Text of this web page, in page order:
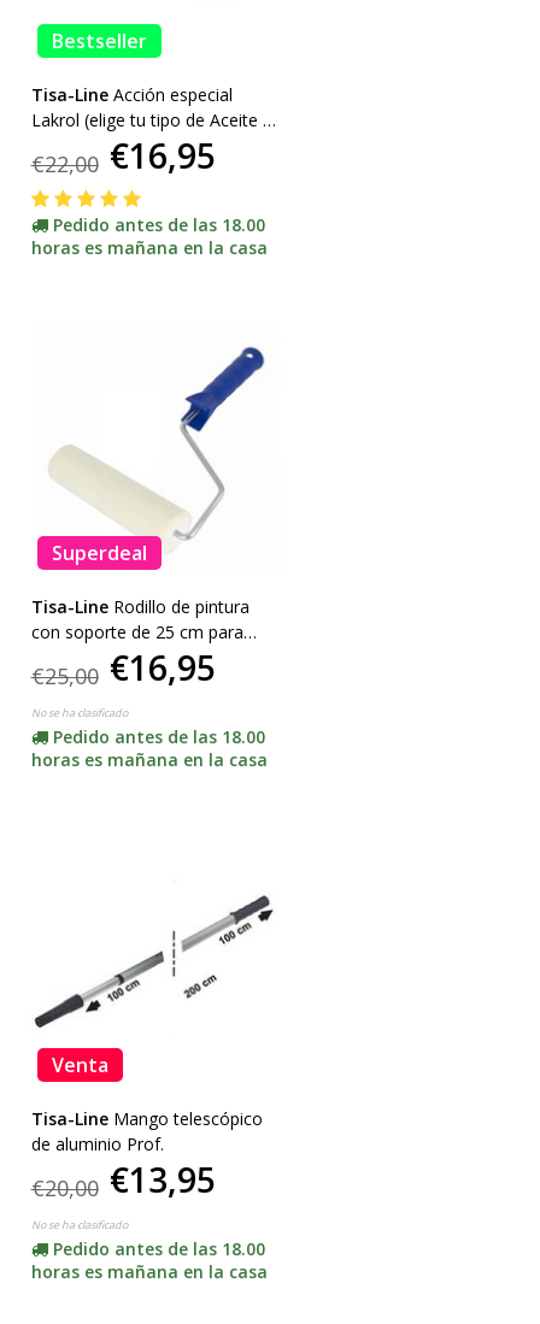
Bestseller
Tisa-Line Acción especial
Lakrol (elige tu tipo de Aceite o
€22,00 €16,95
Pedido antes de las 18.00
horas es mañana en la casa
Superdeal
Tisa-Line Rodillo de pintura
con soporte de 25 cm para
toda la pintura y el aceite, etc.
¡SUPER ACCIÓN!
€25,00 €16,95
No se ha clasificado
Pedido antes de las 18.00
horas es mañana en la casa
Venta
Tisa-Line Mango telescópico
de aluminio Prof.
€20,00 €13,95
No se ha clasificado
Pedido antes de las 18.00
horas es mañana en la casa